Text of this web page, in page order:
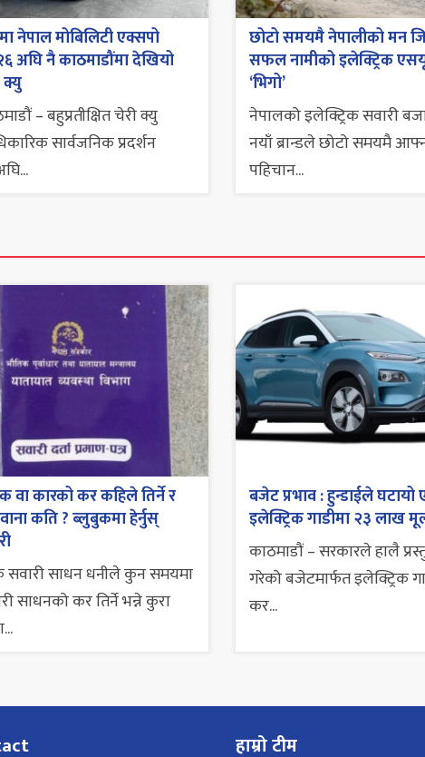
नेपाल मोबिलिटी एक्सपो
अघि नै काठमाडौंमा देखियो
क्यु
– बहुप्रतीक्षित चेरी क्यु
सार्वजनिक प्रदर्शन
छोटो समयमै नेपालीको मन
सफल नामीको इलेक्ट्रिक
‘भिगो’
नेपालको इलेक्ट्रिक सवारी
नयाँ ब्रान्डले छोटो समयमै
पहिचान...
वा कारको कर कहिले तिर्ने र
कति ? ब्लुबुकमा हेर्नुस्
सवारी साधन धनीले कुन समयमा
साधनको कर तिर्ने भन्ने कुरा
बजेट प्रभाव : हुन्डाईले घटायो
इलेक्ट्रिक गाडीमा २३ लाख
काठमाडौं – सरकारले हालै
गरेको बजेटमार्फत इलेक्ट्रिक
कर...
हाम्रो टीम